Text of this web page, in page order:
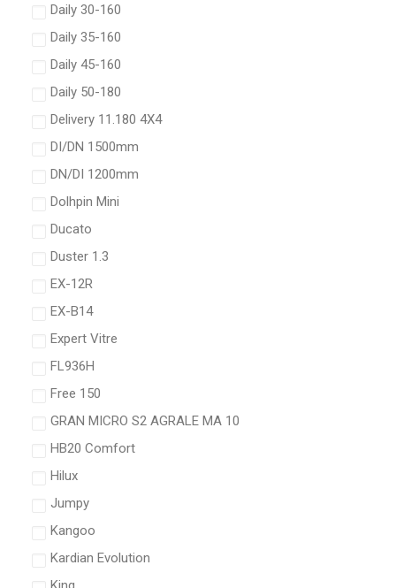
Daily 30-160
Daily 35-160
Daily 45-160
Daily 50-180
Delivery 11.180 4X4
DI/DN 1500mm
DN/DI 1200mm
Dolhpin Mini
Ducato
Duster 1.3
EX-12R
EX-B14
Expert Vitre
FL936H
Free 150
GRAN MICRO S2 AGRALE MA 10
HB20 Comfort
Hilux
Jumpy
Kangoo
Kardian Evolution